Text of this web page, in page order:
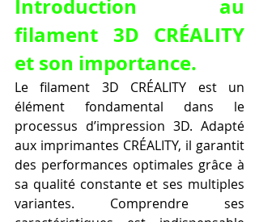
Introduction au
filament 3D CRÉALITY
et son importance.
Le filament 3D CRÉALITY est un
élément fondamental dans le
processus d’impression 3D. Adapté
aux imprimantes CRÉALITY, il garantit
des performances optimales grâce à
sa qualité constante et ses multiples
variantes. Comprendre ses